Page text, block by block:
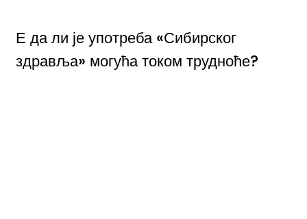
Е да ли је употреба «Сибирског
здравља» могућа током трудноће?